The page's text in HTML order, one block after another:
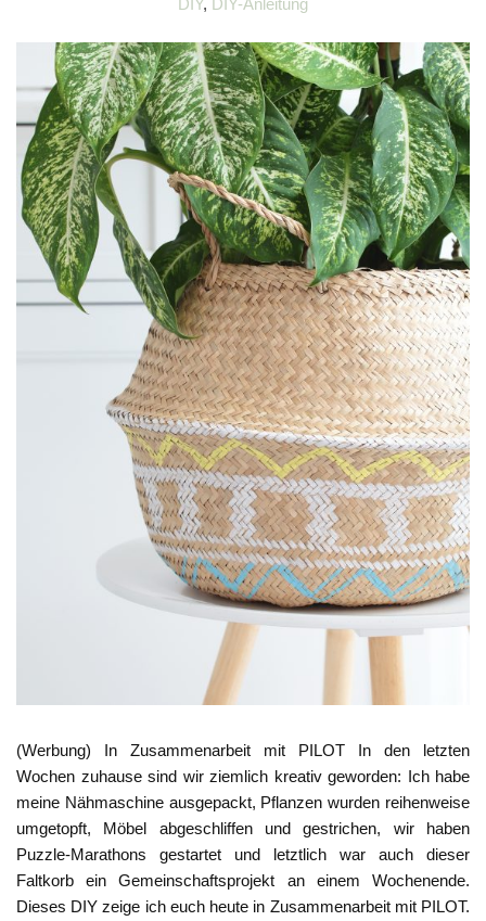
(Werbung) In Zusammenarbeit mit PILOT In den letzten
Wochen zuhause sind wir ziemlich kreativ geworden: Ich habe
meine Nähmaschine ausgepackt, Pflanzen wurden reihenweise
umgetopft, Möbel abgeschliffen und gestrichen, wir haben
Puzzle-Marathons gestartet und letztlich war auch dieser
Faltkorb ein Gemeinschaftsprojekt an einem Wochenende.
Dieses DIY zeige ich euch heute in Zusammenarbeit mit PILOT.